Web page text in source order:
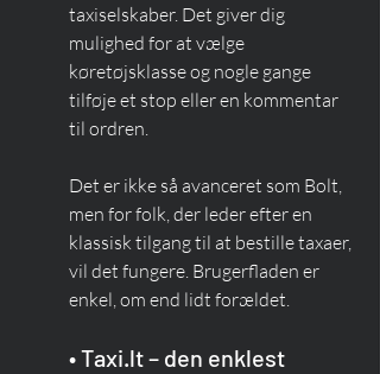
taxiselskaber. Det giver dig
mulighed for at vælge
køretøjsklasse og nogle gange
tilføje et stop eller en kommentar
til ordren.
Det er ikke så avanceret som Bolt,
men for folk, der leder efter en
klassisk tilgang til at bestille taxaer,
vil det fungere. Brugerfladen er
enkel, om end lidt forældet.
• Taxi.lt – den enklest